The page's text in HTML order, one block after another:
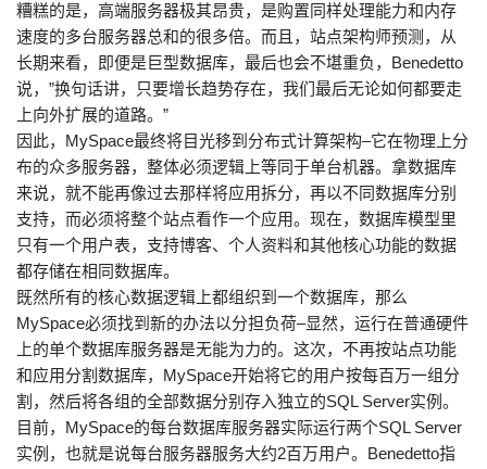
糟糕的是，高端服务器极其昂贵，是购置同样处理能力和内存
速度的多台服务器总和的很多倍。而且，站点架构师预测，从
长期来看，即便是巨型数据库，最后也会不堪重负，Benedetto
说，”换句话讲，只要增长趋势存在，我们最后无论如何都要走
上向外扩展的道路。”
因此，MySpace最终将目光移到分布式计算架构–它在物理上分
布的众多服务器，整体必须逻辑上等同于单台机器。拿数据库
来说，就不能再像过去那样将应用拆分，再以不同数据库分别
支持，而必须将整个站点看作一个应用。现在，数据库模型里
只有一个用户表，支持博客、个人资料和其他核心功能的数据
都存储在相同数据库。
既然所有的核心数据逻辑上都组织到一个数据库，那么
MySpace必须找到新的办法以分担负荷–显然，运行在普通硬件
上的单个数据库服务器是无能为力的。这次，不再按站点功能
和应用分割数据库，MySpace开始将它的用户按每百万一组分
割，然后将各组的全部数据分别存入独立的SQL Server实例。
目前，MySpace的每台数据库服务器实际运行两个SQL Server
实例，也就是说每台服务器服务大约2百万用户。Benedetto指